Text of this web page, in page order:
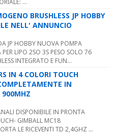
...
BRUSHLESS JP HOBBY
NELL' ANNUNCIO
JP HOBBY NUOVA POMPA
LIPO 2SO 3S PESO SOLO 76
INTEGRATO E FUN...
IN 4 COLORI TOUCH
IN
900MHZ
DISPONIBILE IN PRONTA
GIMBALL MC18
LE RICEVENTI TD 2,4GHZ ...